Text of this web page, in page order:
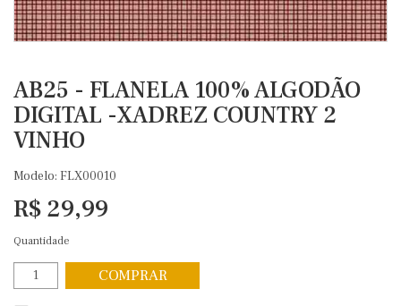
AB25 - FLANELA 100% ALGODÃO
DIGITAL -XADREZ COUNTRY 2
VINHO
Modelo: FLX00010
R$ 29,99
Quantidade
COMPRAR